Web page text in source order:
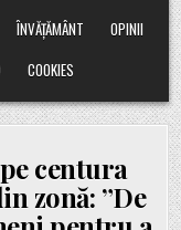
ÎNVĂȚĂMÂNT
OPINII
COOKIES
centura
zonă: ”De